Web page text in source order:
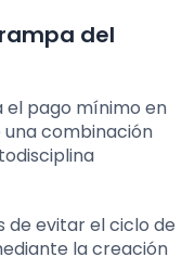
del
pago mínimo en
una combinación
de evitar el ciclo de
la creación